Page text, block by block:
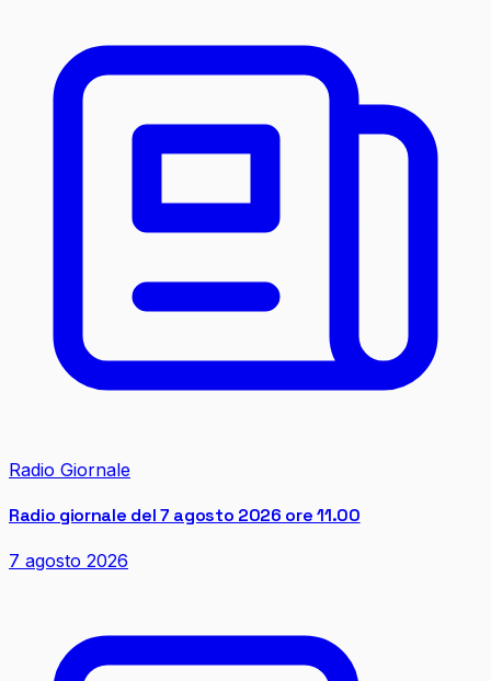
Radio Giornale
Radio giornale del 7 agosto 2026 ore 11.00
7 agosto 2026